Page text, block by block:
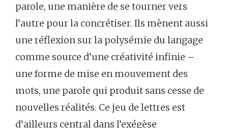
parole, une manière de se tourner vers
l’autre pour la concrétiser. Ils mènent aussi
une réflexion sur la polysémie du langage
comme source d’une créativité infinie –
une forme de mise en mouvement des
mots, une parole qui produit sans cesse de
nouvelles réalités. Ce jeu de lettres est
d’ailleurs central dans l’exégèse